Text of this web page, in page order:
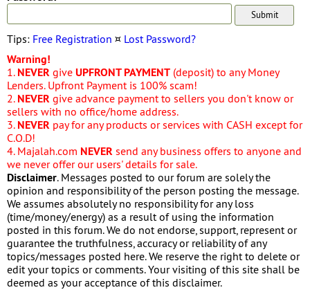
Tips: Free Registration ¤ Lost Password?
Warning!
1. NEVER give UPFRONT PAYMENT (deposit) to any Money
Lenders. Upfront Payment is 100% scam!
2. NEVER give advance payment to sellers you don't know or
sellers with no office/home address.
3. NEVER pay for any products or services with CASH except for
C.O.D!
4. Majalah.com NEVER send any business offers to anyone and
we never offer our users' details for sale.
Disclaimer. Messages posted to our forum are solely the
opinion and responsibility of the person posting the message.
We assumes absolutely no responsibility for any loss
(time/money/energy) as a result of using the information
posted in this forum. We do not endorse, support, represent or
guarantee the truthfulness, accuracy or reliability of any
topics/messages posted here. We reserve the right to delete or
edit your topics or comments. Your visiting of this site shall be
deemed as your acceptance of this disclaimer.